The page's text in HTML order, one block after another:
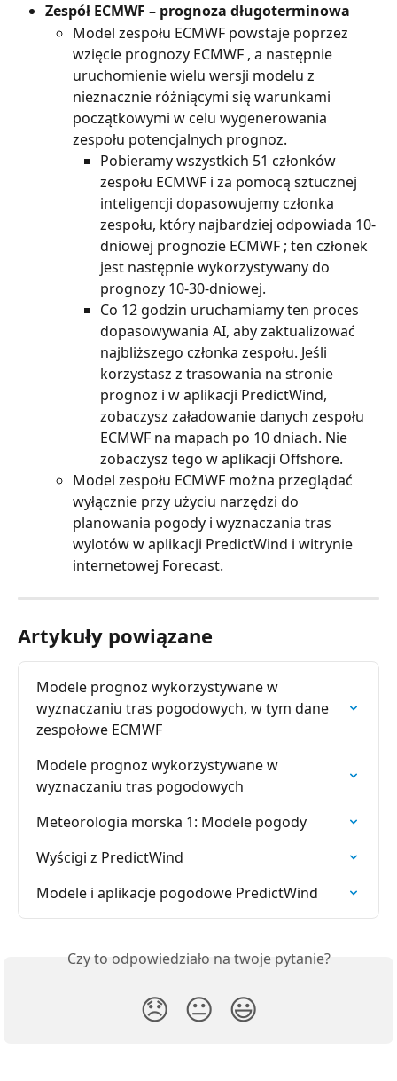
Zespół ECMWF – prognoza długoterminowa
Model zespołu ECMWF powstaje poprzez
wzięcie prognozy ECMWF , a następnie
uruchomienie wielu wersji modelu z
nieznacznie różniącymi się warunkami
początkowymi w celu wygenerowania
zespołu potencjalnych prognoz.
Pobieramy wszystkich 51 członków
zespołu ECMWF i za pomocą sztucznej
inteligencji dopasowujemy członka
zespołu, który najbardziej odpowiada 10-
dniowej prognozie ECMWF ; ten członek
jest następnie wykorzystywany do
prognozy 10-30-dniowej.
Co 12 godzin uruchamiamy ten proces
dopasowywania AI, aby zaktualizować
najbliższego członka zespołu. Jeśli
korzystasz z trasowania na stronie
prognoz i w aplikacji PredictWind,
zobaczysz załadowanie danych zespołu
ECMWF na mapach po 10 dniach. Nie
zobaczysz tego w aplikacji Offshore.
Model zespołu ECMWF można przeglądać
wyłącznie przy użyciu narzędzi do
planowania pogody i wyznaczania tras
wylotów w aplikacji PredictWind i witrynie
internetowej Forecast.
Artykuły powiązane
Modele prognoz wykorzystywane w
wyznaczaniu tras pogodowych, w tym dane
zespołowe ECMWF
Modele prognoz wykorzystywane w
wyznaczaniu tras pogodowych
Meteorologia morska 1: Modele pogody
Wyścigi z PredictWind
Modele i aplikacje pogodowe PredictWind
Czy to odpowiedziało na twoje pytanie?
😞 😐 😃